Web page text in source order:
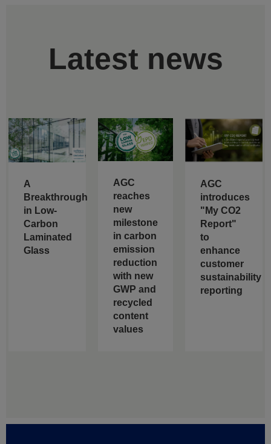
Latest news
A
Breakthrough
in Low-
Carbon
Laminated
Glass
AGC
reaches
new
milestone
in carbon
emission
reduction
with new
GWP and
recycled
content
values
AGC
introduces
"My CO2
Report"
to
enhance
customer
sustainability
reporting